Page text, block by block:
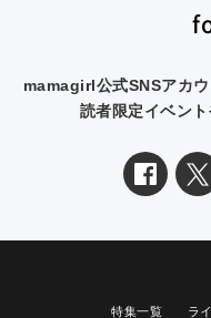
mamagirl公式SNSアカ
読者限定イベン
特集一覧 ラ